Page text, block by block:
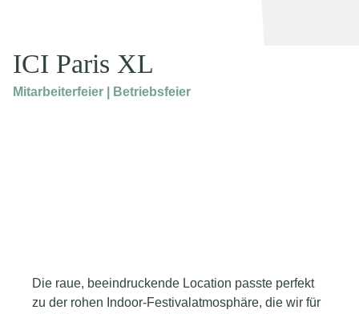
ICI Paris XL
Mitarbeiterfeier | Betriebsfeier
Die raue, beeindruckende Location passte perfekt
zu der rohen Indoor-Festivalatmosphäre, die wir für